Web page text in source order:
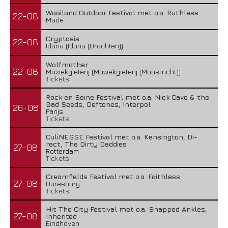
22-08
Waailand Outdoor Festival met o.a. Ruthless
Made
22-08
Cryptosis
Iduna (Iduna (Drachten))
22-08
Wolfmother
Muziekgieterij (Muziekgieterij (Maastricht))
Tickets
26-08
Rock en Seine Festival met o.a. Nick Cave & the
Bad Seeds, Deftones, Interpol
Parijs
Tickets
27-08
CuliNESSE Festival met o.a. Kensington, Di-
rect, The Dirty Daddies
Rotterdam
Tickets
27-08
Creamfields Festival met o.a. Faithless
Daresbury
Tickets
27-08
Hit The City Festival met o.a. Snapped Ankles,
Inherited
Eindhoven